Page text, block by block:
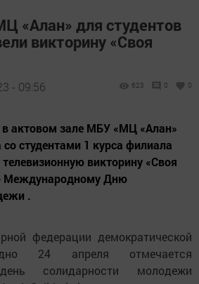
«Алан» для студентов
викторину «Своя
- 09:56 623 0 0
в актовом зале МБУ «МЦ «Алан»
студентами 1 курса филиала
викторину «Своя
Международному Дню
.
федерации демократической
24 апреля отмечается
солидарности молодежи